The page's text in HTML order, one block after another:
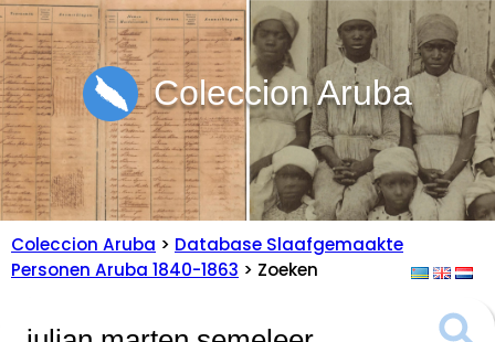
Coleccion Aruba
Coleccion Aruba > Database Slaafgemaakte
Personen Aruba 1840-1863 > Zoeken